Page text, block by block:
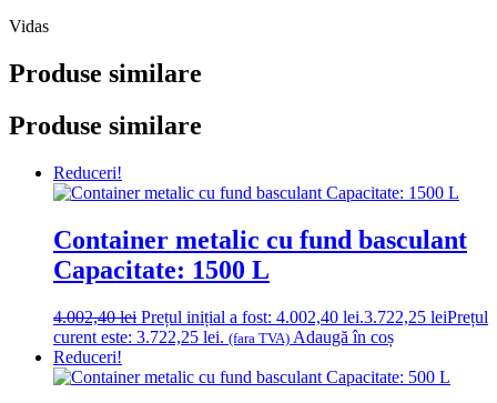
Vidas
Produse similare
Produse similare
Reduceri!
Container metalic cu fund basculant
Capacitate: 1500 L
4.002,40lei Prețul inițial a fost: 4.002,40 lei.3.722,25 leiPrețul
curent este: 3.722,25 lei. (fara TVA) Adaugă în coș
Reduceri!